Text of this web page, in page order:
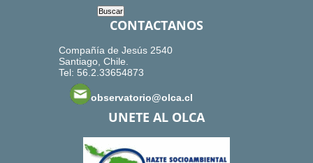
CONTACTANOS
Compañía de Jesús 2540
Santiago, Chile.
Tel: 56.2.33654873
observatorio@olca.cl
UNETE AL OLCA